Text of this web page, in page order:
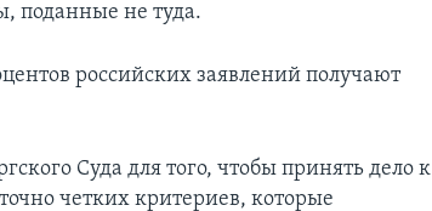
поданные не туда.
российских заявлений получают
Суда для того, чтобы принять дело к
четких критериев, которые